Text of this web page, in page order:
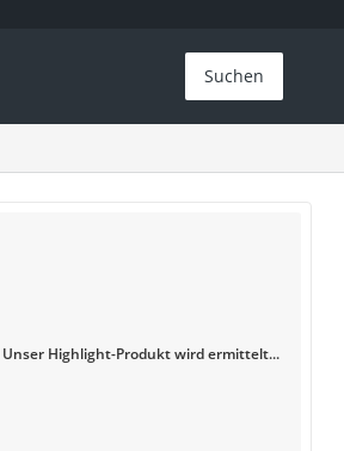
Suchen
Unser Highlight-Produkt wird ermittelt...